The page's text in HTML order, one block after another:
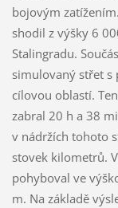
bojovým
shodil z výšky 6
Stalingradu.
simulovaný střet
cílovou oblastí.
zabral 20 h a 38
v nádržích tohoto
stovek kilometrů.
pohyboval ve
m. Na základě